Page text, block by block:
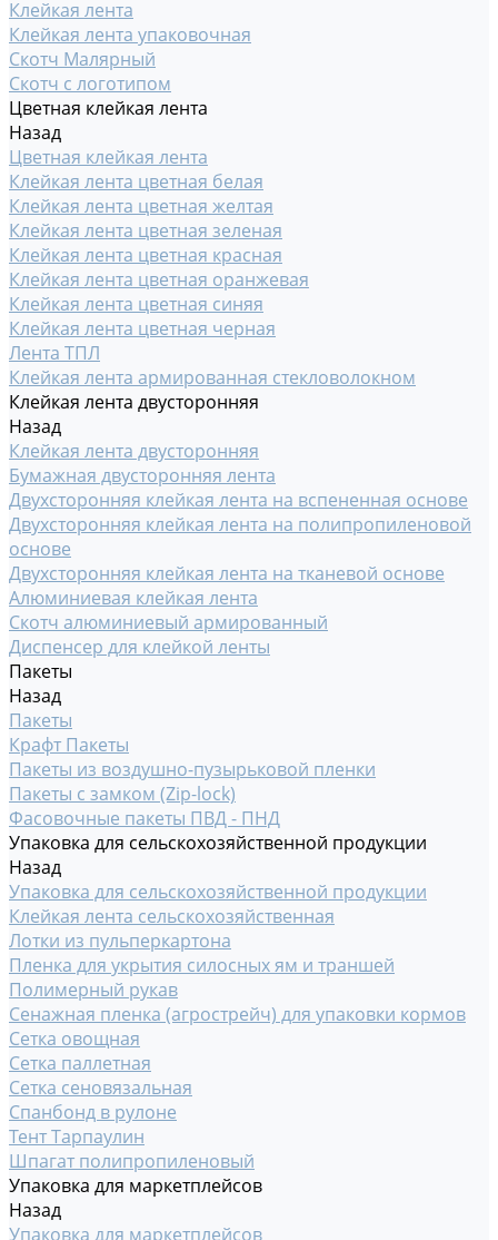
Клейкая лента
Клейкая лента упаковочная
Скотч Малярный
Скотч с логотипом
Цветная клейкая лента
Назад
Цветная клейкая лента
Клейкая лента цветная белая
Клейкая лента цветная желтая
Клейкая лента цветная зеленая
Клейкая лента цветная красная
Клейкая лента цветная оранжевая
Клейкая лента цветная синяя
Клейкая лента цветная черная
Лента ТПЛ
Клейкая лента армированная стекловолокном
Клейкая лента двусторонняя
Назад
Клейкая лента двусторонняя
Бумажная двусторонняя лента
Двухсторонняя клейкая лента на вспененная основе
Двухсторонняя клейкая лента на полипропиленовой
основе
Двухсторонняя клейкая лента на тканевой основе
Алюминиевая клейкая лента
Скотч алюминиевый армированный
Диспенсер для клейкой ленты
Пакеты
Назад
Пакеты
Крафт Пакеты
Пакеты из воздушно-пузырьковой пленки
Пакеты с замком (Zip-lock)
Фасовочные пакеты ПВД - ПНД
Упаковка для сельскохозяйственной продукции
Назад
Упаковка для сельскохозяйственной продукции
Клейкая лента сельскохозяйственная
Лотки из пульперкартона
Пленка для укрытия силосных ям и траншей
Полимерный рукав
Сенажная пленка (агрострейч) для упаковки кормов
Сетка овощная
Сетка паллетная
Сетка сеновязальная
Спанбонд в рулоне
Тент Тарпаулин
Шпагат полипропиленовый
Упаковка для маркетплейсов
Назад
Упаковка для маркетплейсов